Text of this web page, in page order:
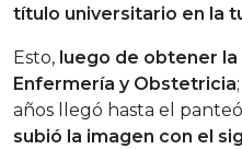
título universitario en la
Esto, luego de obtener
Enfermería y Obstetricia
años llegó hasta el
subió la imagen con el